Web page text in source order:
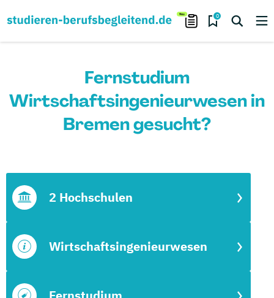
0
Fernstudium
Wirtschaftsingenieurwesen in
Bremen gesucht?
Wirtschaftsingenieurwesen
2 Hochschulen